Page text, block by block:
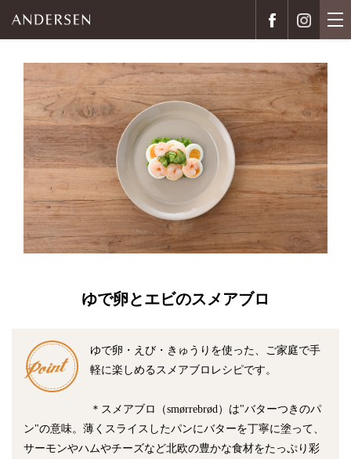
ゆで卵とエビのスメアブロ
ゆで卵・えび・きゅうりを使った、ご家庭で手
軽に楽しめるスメアブロレシピです。
＊スメアブロ（smørrebrød）は"バターつきのパ
ン"の意味。薄くスライスしたパンにバターを丁寧に塗って、
サーモンやハムやチーズなど北欧の豊かな食材をたっぷり彩